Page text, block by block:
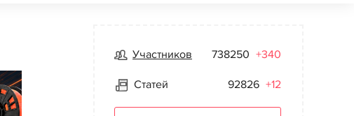
Участников 738250 +340
Статей 92826 +12